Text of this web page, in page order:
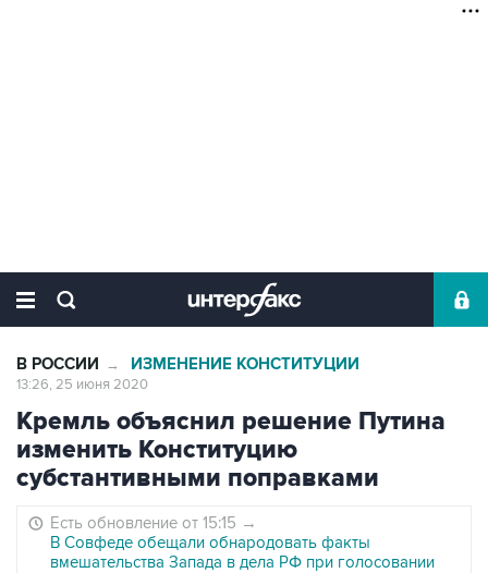
В РОССИИ → ИЗМЕНЕНИЕ КОНСТИТУЦИИ
13:26, 25 июня 2020
Кремль объяснил решение Путина
изменить Конституцию
субстантивными поправками
Есть обновление от 15:15 →
В Совфеде обещали обнародовать факты
вмешательства Запада в дела РФ при голосовании